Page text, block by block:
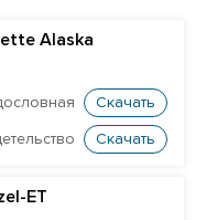
Alaska
Скачать
Скачать
ET